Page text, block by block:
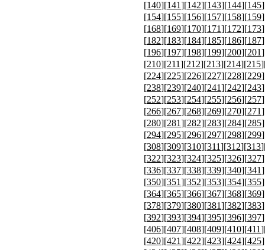
[140][141][142][143][144][145
[154][155][156][157][158][159
[168][169][170][171][172][173
[182][183][184][185][186][187
[196][197][198][199][200][201
[210][211][212][213][214][215
[224][225][226][227][228][229
[238][239][240][241][242][243
[252][253][254][255][256][257
[266][267][268][269][270][271
[280][281][282][283][284][285
[294][295][296][297][298][299
[308][309][310][311][312][313
[322][323][324][325][326][327
[336][337][338][339][340][341
[350][351][352][353][354][355
[364][365][366][367][368][369
[378][379][380][381][382][383
[392][393][394][395][396][397
[406][407][408][409][410][411
[420][421][422][423][424][425